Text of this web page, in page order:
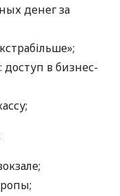
денег за
доступ в бизнес-